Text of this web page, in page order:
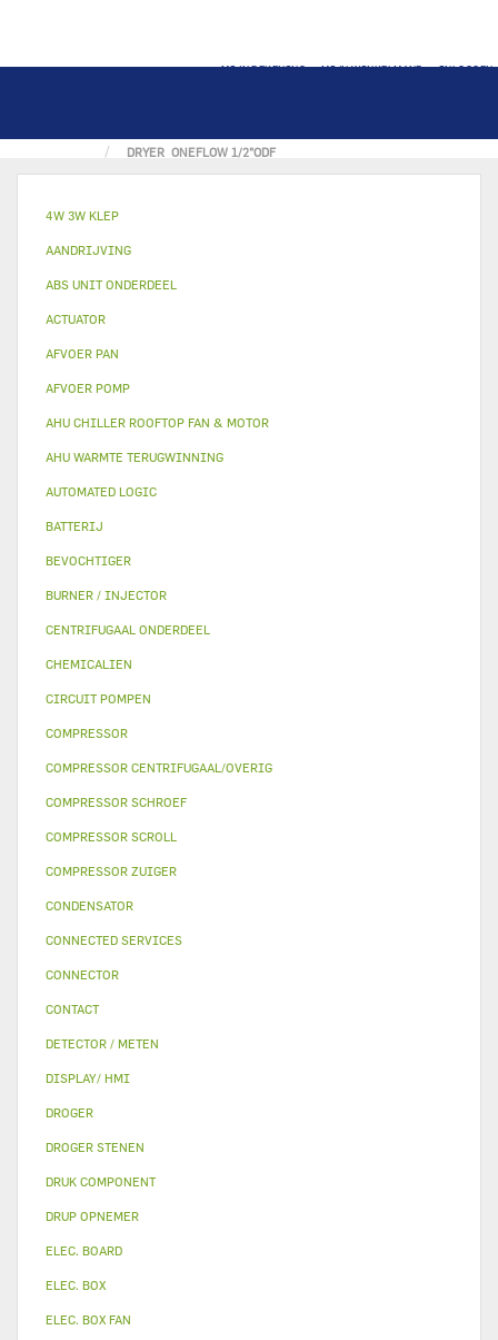
MIJN REKENING MIJN WINKELMAND INLOGGEN
DRYER ONEFLOW 1/2"ODF
4W 3W KLEP
AANDRIJVING
ABS UNIT ONDERDEEL
ACTUATOR
AFVOER PAN
AFVOER POMP
AHU CHILLER ROOFTOP FAN & MOTOR
AHU WARMTE TERUGWINNING
AUTOMATED LOGIC
BATTERIJ
BEVOCHTIGER
BURNER / INJECTOR
CENTRIFUGAAL ONDERDEEL
CHEMICALIEN
CIRCUIT POMPEN
COMPRESSOR
COMPRESSOR CENTRIFUGAAL/OVERIG
COMPRESSOR SCHROEF
COMPRESSOR SCROLL
COMPRESSOR ZUIGER
CONDENSATOR
CONNECTED SERVICES
CONNECTOR
CONTACT
DETECTOR / METEN
DISPLAY/ HMI
DROGER
DROGER STENEN
DRUK COMPONENT
DRUP OPNEMER
ELEC. BOARD
ELEC. BOX
ELEC. BOX FAN